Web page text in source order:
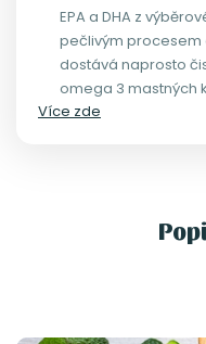
EPA a DHA z
pečlivým procesem
dostává naprosto
omega 3 mastných
mozku, srdce i očí.
Více zde